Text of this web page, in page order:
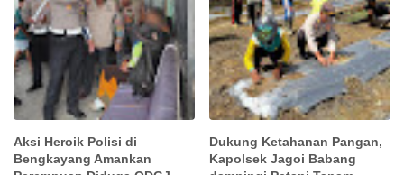
Aksi Heroik Polisi di
Bengkayang Amankan
Dukung Ketahanan Pangan,
Kapolsek Jagoi Babang